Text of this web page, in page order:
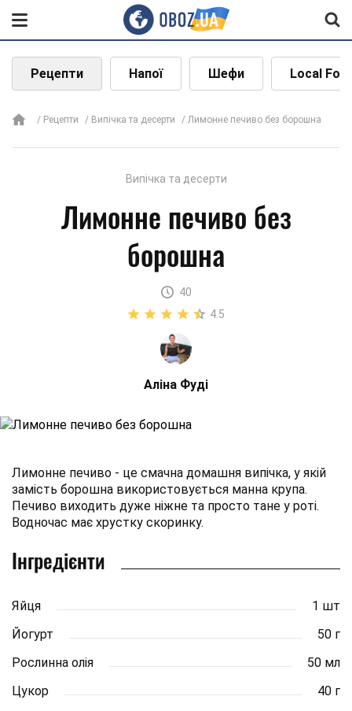
Рецепти Напої Шефи Local
Рецепти Випічка та десерти Лимонне печиво без борошна
Випічка та десерти
Лимонне печиво без
борошна
40
4.5
Аліна Фуді
Лимонне печиво - це смачна домашня випічка, у якій
замість борошна використовується манна крупа.
Печиво виходить дуже ніжне та просто тане у роті.
Водночас має хрустку скоринку.
Інгредієнти
Яйця
1 шт
Йогурт
50 г
Рослинна олія
50 мл
Цукор
40 г